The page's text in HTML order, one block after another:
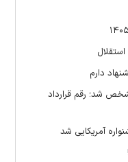
دارم
شد؛ رقم قرارداد
آمریکایی شد